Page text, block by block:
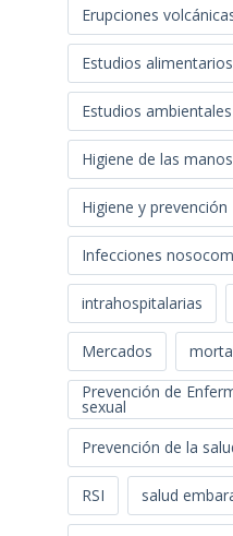
Erupciones
Estudios alimentarios
Estudios ambientales
Higiene de las manos
Higiene y prevención
Infecciones
intrahospitalarias
Mercados
Prevención de
sexual
Prevención de la
RSI salud